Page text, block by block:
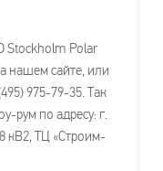
Stockholm Polar
нашем сайте, или
975-79-35. Так
рум по адресу: г.
кВ2, ТЦ «Строим-